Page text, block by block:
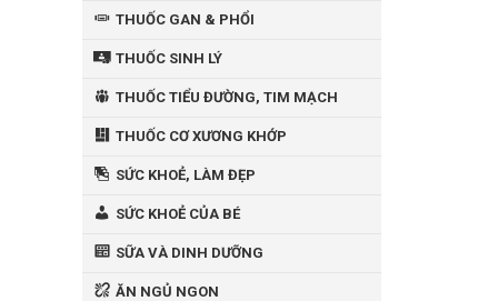
THUỐC GAN & PHỔI
THUỐC SINH LÝ
THUỐC TIỂU ĐƯỜNG, TIM MẠCH
THUỐC CƠ XƯƠNG KHỚP
SỨC KHOẺ, LÀM ĐẸP
SỨC KHOẺ CỦA BÉ
SỮA VÀ DINH DƯỠNG
ĂN NGỦ NGON